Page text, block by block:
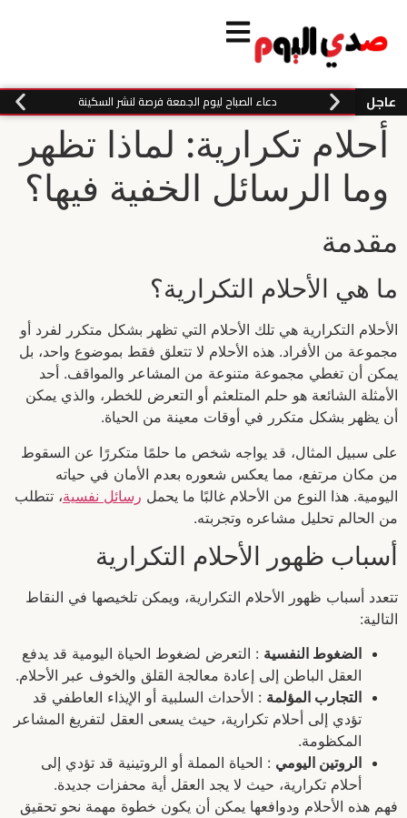
عاجل دعاء الصباح ليوم الجمعة فرصة لنشر السكينة
أحلام تكرارية: لماذا تظهر
وما الرسائل الخفية فيها؟
مقدمة
ما هي الأحلام التكرارية؟
الأحلام التكرارية هي تلك الأحلام التي تظهر بشكل متكرر لفرد أو
مجموعة من الأفراد. هذه الأحلام لا تتعلق فقط بموضوع واحد، بل
يمكن أن تغطي مجموعة متنوعة من المشاعر والمواقف. أحد
الأمثلة الشائعة هو حلم المتلعثم أو التعرض للخطر، والذي يمكن
أن يظهر بشكل متكرر في أوقات معينة من الحياة.
على سبيل المثال، قد يواجه شخص ما حلمًا متكررًا عن السقوط
من مكان مرتفع، مما يعكس شعوره بعدم الأمان في حياته
اليومية. هذا النوع من الأحلام غالبًا ما يحمل رسائل نفسية، تتطلب
من الحالم تحليل مشاعره وتجربته.
أسباب ظهور الأحلام التكرارية
تتعدد أسباب ظهور الأحلام التكرارية، ويمكن تلخيصها في النقاط
التالية:
الضغوط النفسية : التعرض لضغوط الحياة اليومية قد يدفع
العقل الباطن إلى إعادة معالجة القلق والخوف عبر الأحلام.
التجارب المؤلمة : الأحداث السلبية أو الإيذاء العاطفي قد
تؤدي إلى أحلام تكرارية، حيث يسعى العقل لتفريغ المشاعر
المكظومة.
الروتين اليومي : الحياة المملة أو الروتينية قد تؤدي إلى
أحلام تكرارية، حيث لا يجد العقل أية محفزات جديدة.
فهم هذه الأحلام ودوافعها يمكن أن يكون خطوة مهمة نحو تحقيق